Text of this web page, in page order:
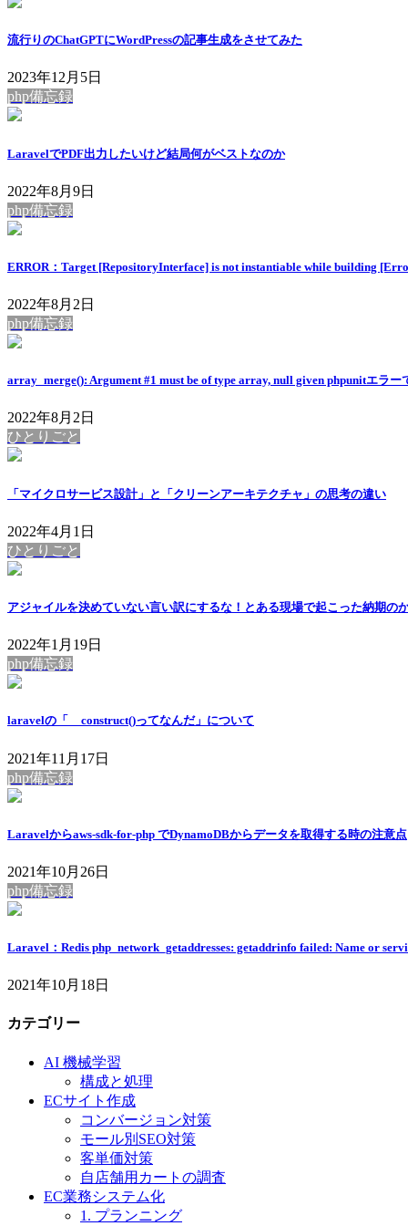
流行りのChatGPTにWordPressの記事生成をさせてみた
2023年12月5日
php備忘録
LaravelでPDF出力したいけど結局何がベストなのか
2022年8月9日
php備忘録
ERROR：Target [RepositoryInterface] is not instantiable while building
2022年8月2日
php備忘録
array_merge(): Argument #1 must be of type array, null given phpunitエラー
2022年8月2日
ひとりごと
「マイクロサービス設計」と「クリーンアーキテクチャ」の思考の違い
2022年4月1日
ひとりごと
アジャイルを決めていない言い訳にするな！とある現場で起こった納期の
2022年1月19日
php備忘録
laravelの「__construct()ってなんだ」について
2021年11月17日
php備忘録
Laravelからaws-sdk-for-php でDynamoDBからデータを取得する時の注意点
2021年10月26日
php備忘録
Laravel：Redis php_network_getaddresses: getaddrinfo failed: Name or
2021年10月18日
カテゴリー
AI 機械学習
構成と処理
ECサイト作成
コンバージョン対策
モール別SEO対策
客単価対策
自店舗用カートの調査
EC業務システム化
1. プランニング